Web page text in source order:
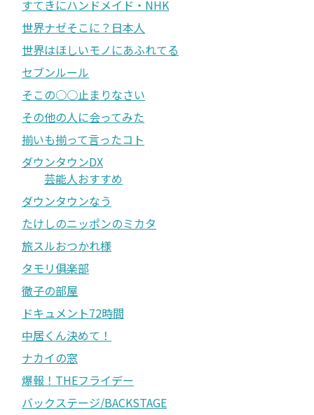
すてきにハンドメイド・NHK
世界ナゼそこに？日本人
世界はほしいモノにあふれてる
セブンルール
そこの○○止まりなさい
その他の人に会ってみた
揃いも揃って言ったコト
ダウンタウンDX
芸能人おすすめ
ダウンタウンなう
たけしのニッポンのミカタ
旅スルおつかれ様
タモリ俱楽部
徹子の部屋
ドキュメント72時間
中居くん決めて！
ナカイの窓
爆報！THEフライデー
バックステージ/BACKSTAGE